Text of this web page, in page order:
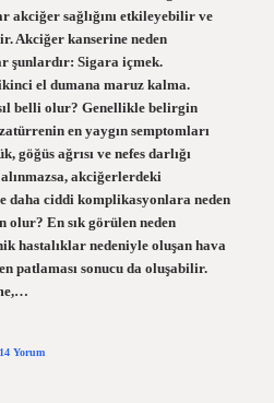
akciğer sağlığını etkileyebilir ve
Akciğer kanserine neden
şunlardır: Sigara içmek.
el dumana maruz kalma.
belli olur? Genellikle belirgin
en yaygın semptomları
göğüs ağrısı ve nefes darlığı
akciğerlerdeki
ciddi komplikasyonlara neden
olur? En sık görülen neden
hastalıklar nedeniyle oluşan hava
patlaması sonucu da oluşabilir.
14 Yorum